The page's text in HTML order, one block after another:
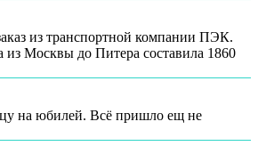
из транспортной компании ПЭК.
из Москвы до Питера составила 1860
на юбилей. Всё пришло ещ не